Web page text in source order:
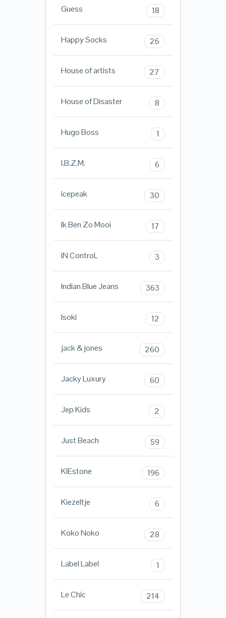
Guess 18
Happy Socks 26
House of artists 27
House of Disaster 8
Hugo Boss 1
I.B.Z.M. 6
icepeak 30
Ik Ben Zo Mooi 17
iN ControL 3
Indian Blue Jeans 363
Isoki 12
jack & jones 260
Jacky Luxury 60
Jep Kids 2
Just Beach 59
KIEstone 196
Kiezeltje 6
Koko Noko 28
Label Label 1
Le Chic 214